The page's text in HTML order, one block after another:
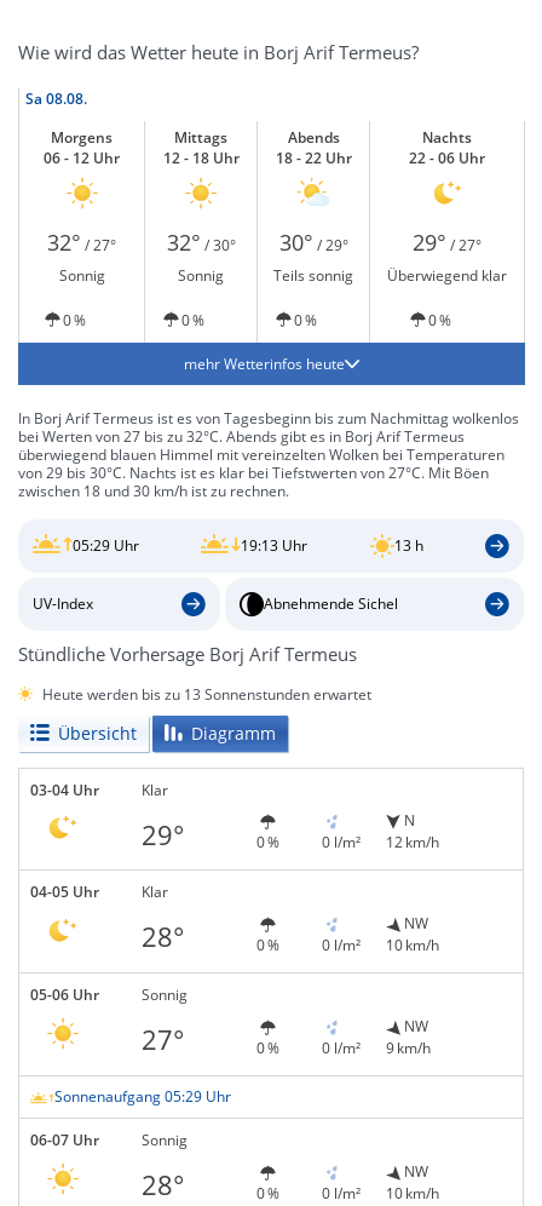
Wie wird das Wetter heute in Borj Arif Termeus?
Sa 08.08.
Morgens
06 - 12 Uhr
Mittags
12 - 18 Uhr
Abends
18 - 22 Uhr
Nachts
22 - 06 Uhr
32° / 27° 32° / 30° 30° / 29° 29° / 27°
Sonnig
Sonnig Teils sonnig Überwiegend klar
0 % 0 % 0 % 0 %
mehr Wetterinfos heute
In Borj Arif Termeus ist es von Tagesbeginn bis zum Nachmittag wolkenlos
bei Werten von 27 bis zu 32°C. Abends gibt es in Borj Arif Termeus
überwiegend blauen Himmel mit vereinzelten Wolken bei Temperaturen
von 29 bis 30°C. Nachts ist es klar bei Tiefstwerten von 27°C. Mit Böen
zwischen 18 und 30 km/h ist zu rechnen.
05:29 Uhr 19:13 Uhr 13 h
UV-Index Abnehmende Sichel
Stündliche Vorhersage Borj Arif Termeus
Heute werden bis zu 13 Sonnenstunden erwartet
Übersicht Diagramm
03-04 Uhr Klar
29° 0 % 0 l/m²
N
12 km/h
04-05 Uhr Klar
28° 0 % 0 l/m²
NW
10 km/h
05-06 Uhr Sonnig
27° 0 % 0 l/m²
NW
9 km/h
Sonnenaufgang 05:29 Uhr
06-07 Uhr Sonnig
28° 0 % 0 l/m²
NW
10 km/h